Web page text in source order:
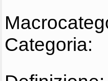
Categoria: